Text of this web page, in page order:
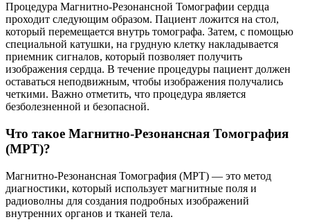
Процедура Магнитно-Резонансной Томографии сердца
проходит следующим образом. Пациент ложится на стол,
который перемещается внутрь томографа. Затем, с помощью
специальной катушки, на грудную клетку накладывается
приемник сигналов, который позволяет получить
изображения сердца. В течение процедуры пациент должен
оставаться неподвижным, чтобы изображения получались
четкими. Важно отметить, что процедура является
безболезненной и безопасной.
Что такое Магнитно-Резонансная Томография
(МРТ)?
Магнитно-Резонансная Томография (МРТ) — это метод
диагностики, который использует магнитные поля и
радиоволны для создания подробных изображений
внутренних органов и тканей тела.